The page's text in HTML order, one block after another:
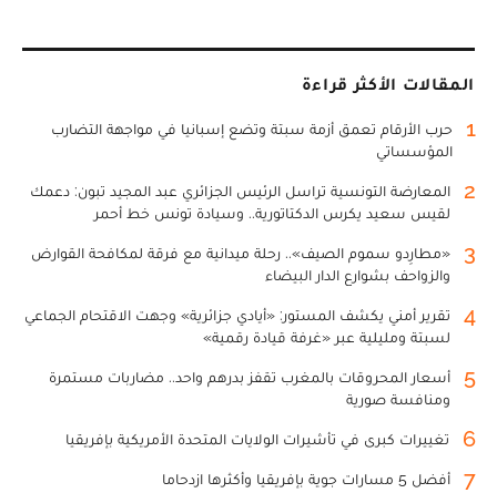
المقالات الأكثر قراءة
1
حرب الأرقام تعمق أزمة سبتة وتضع إسبانيا في مواجهة التضارب
المؤسساتي
2
المعارضة التونسية تراسل الرئيس الجزائري عبد المجيد تبون: دعمك
لقيس سعيد يكرس الدكتاتورية.. وسيادة تونس خط أحمر
3
«مطارِدو سموم الصيف».. رحلة ميدانية مع فرقة لمكافحة القوارض
والزواحف بشوارع الدار البيضاء
4
تقرير أمني يكشف المستور: «أيادي جزائرية» وجهت الاقتحام الجماعي
لسبتة ومليلية عبر «غرفة قيادة رقمية»
5
أسعار المحروقات بالمغرب تقفز بدرهم واحد.. مضاربات مستمرة
ومنافسة صورية
6 تغييرات كبرى في تأشيرات الولايات المتحدة الأمريكية بإفريقيا
7 أفضل 5 مسارات جوية بإفريقيا وأكثرها ازدحاما